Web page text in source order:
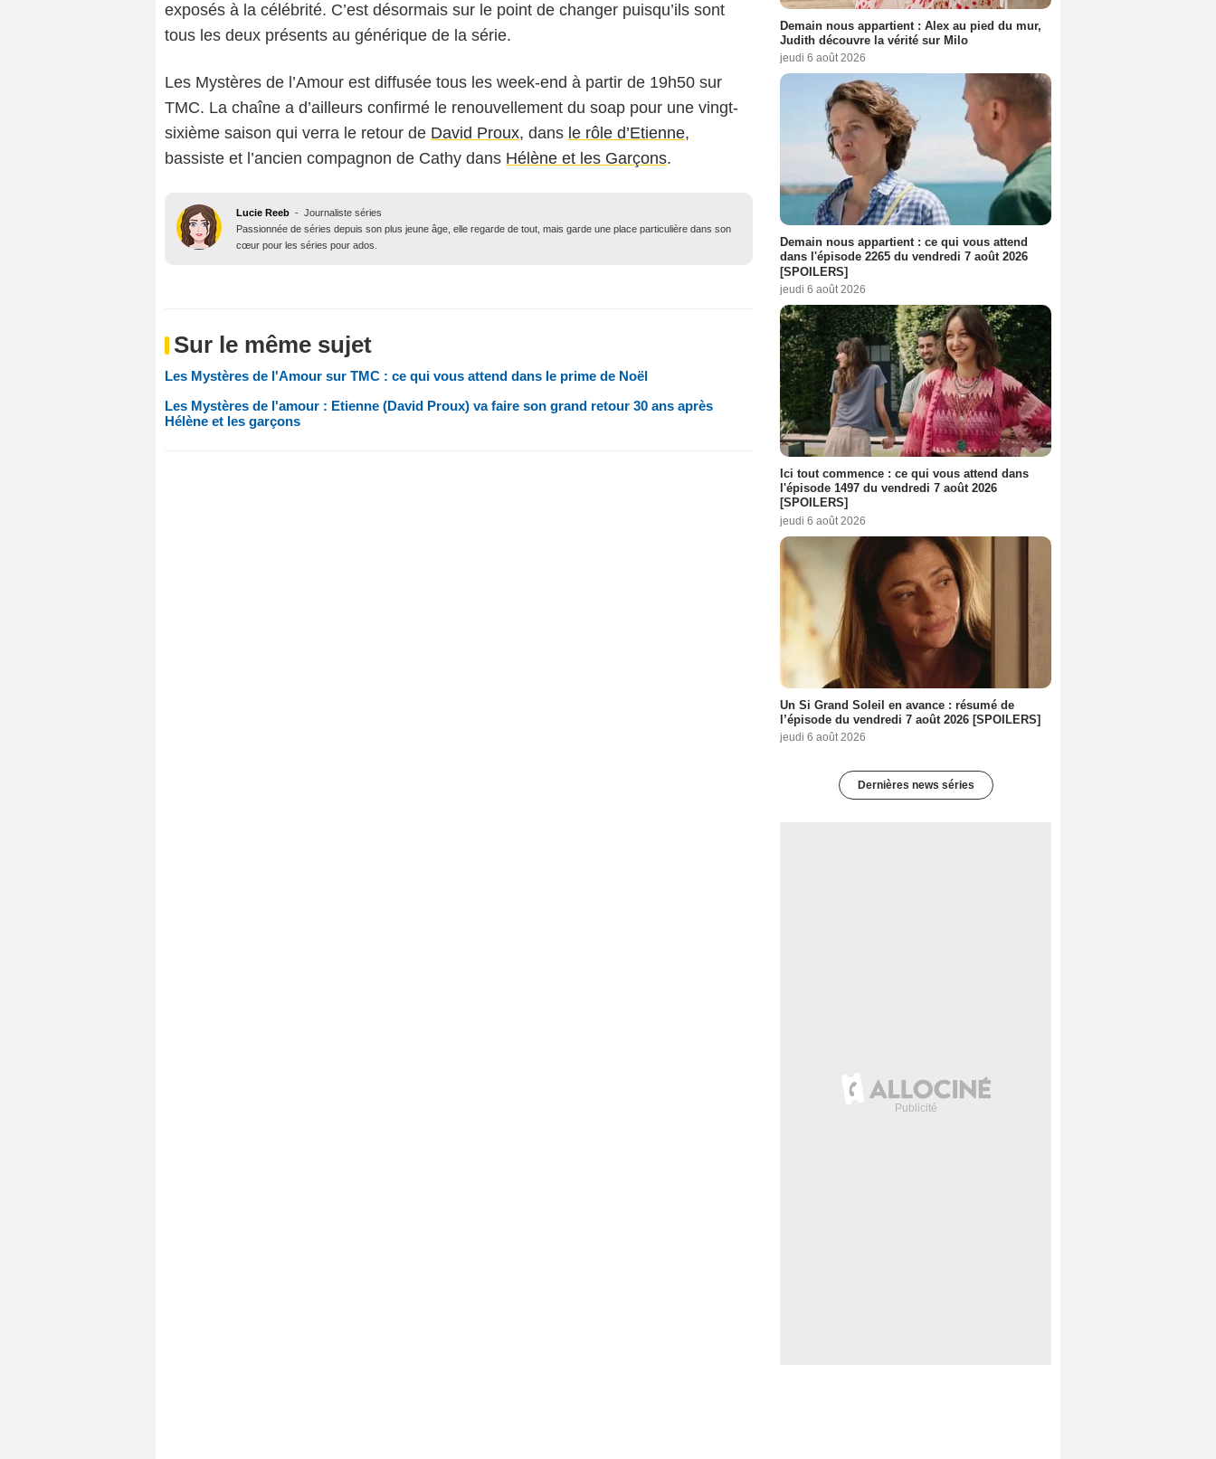
exposés à la célébrité. C’est désormais sur le point de changer puisqu’ils sont
tous les deux présents au générique de la série.
Les Mystères de l’Amour est diffusée tous les week-end à partir de 19h50 sur
TMC. La chaîne a d’ailleurs confirmé le renouvellement du soap pour une vingt-
sixième saison qui verra le retour de David Proux, dans le rôle d’Etienne,
bassiste et l’ancien compagnon de Cathy dans Hélène et les Garçons.
Lucie Reeb - Journaliste séries
Passionnée de séries depuis son plus jeune âge, elle regarde de tout, mais garde une place particulière dans son
cœur pour les séries pour ados.
Sur le même sujet
Les Mystères de l'Amour sur TMC : ce qui vous attend dans le prime de Noël
Les Mystères de l'amour : Etienne (David Proux) va faire son grand retour 30 ans après
Hélène et les garçons
Demain nous appartient : Alex au pied du mur,
Judith découvre la vérité sur Milo
jeudi 6 août 2026
Demain nous appartient : ce qui vous attend
dans l'épisode 2265 du vendredi 7 août 2026
[SPOILERS]
jeudi 6 août 2026
Ici tout commence : ce qui vous attend dans
l'épisode 1497 du vendredi 7 août 2026
[SPOILERS]
jeudi 6 août 2026
Un Si Grand Soleil en avance : résumé de
l’épisode du vendredi 7 août 2026 [SPOILERS]
jeudi 6 août 2026
Dernières news séries